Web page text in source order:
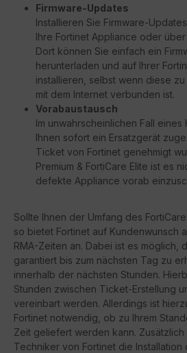
Firmware-Updates
Installieren Sie Firmware-
Ihre Fortinet Appliance oder
Dort können Sie einfach ein
herunterladen und auf Ihrer
installieren, selbst wenn diese
mit dem Internet verbunden ist.
Vorabaustausch
Im unwahrscheinlichen Fall
Ihnen sofort ein Ersatzgerät
Ticket von Fortinet genehmigt
Premium & FortiCare Elite ist es
defekte Appliance vorab
Sollte Ihnen der Umfang des
so bietet Fortinet auf Kundenwunsch
RMA-Zeiten an. Dabei ist es möglich,
garantiert bis zum nächsten Tag zu
innerhalb der nächsten Stunden.
Stunden zwischen Ticket-Erstellung
vereinbart werden. Allerdings ist
Fortinet notwendig, ob zu Ihrem
Zeit geliefert werden kann. Zusätzlich
Techniker von Fortinet die Installation